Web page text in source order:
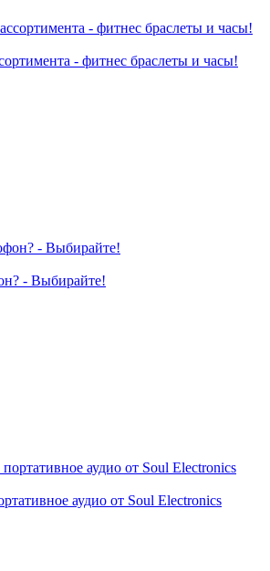
- фитнес браслеты и часы!
- Выбирайте!
аудио от Soul Electronics